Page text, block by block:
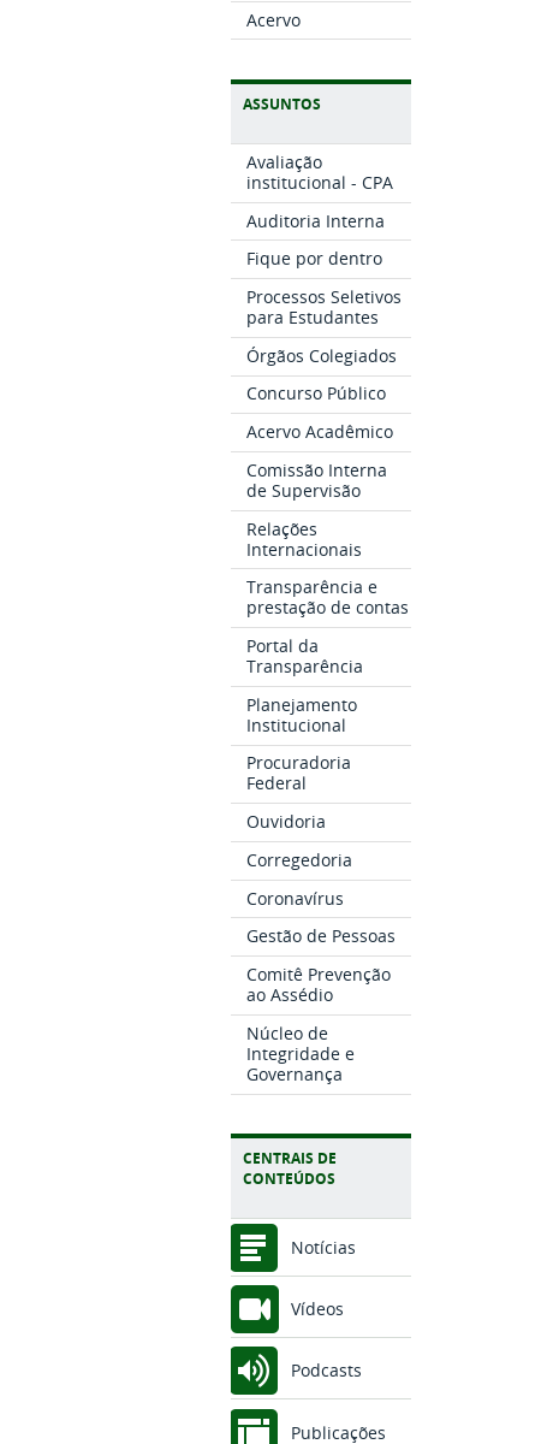
Acervo
ASSUNTOS
Avaliação
institucional - CPA
Auditoria Interna
Fique por dentro
Processos Seletivos
para Estudantes
Órgãos Colegiados
Concurso Público
Acervo Acadêmico
Comissão Interna
de Supervisão
Relações
Internacionais
Transparência e
prestação de contas
Portal da
Transparência
Planejamento
Institucional
Procuradoria
Federal
Ouvidoria
Corregedoria
Coronavírus
Gestão de Pessoas
Comitê Prevenção
ao Assédio
Núcleo de
Integridade e
Governança
CENTRAIS DE
CONTEÚDOS
Notícias
Vídeos
Podcasts
Publicações